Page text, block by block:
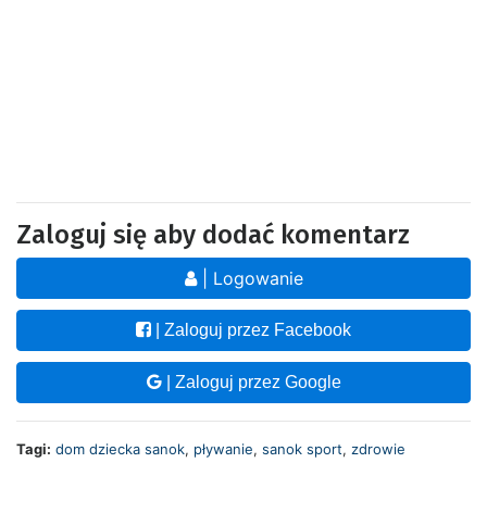
Zaloguj się aby dodać komentarz
| Logowanie
| Zaloguj przez Facebook
| Zaloguj przez Google
Tagi: dom dziecka sanok, pływanie, sanok sport, zdrowie